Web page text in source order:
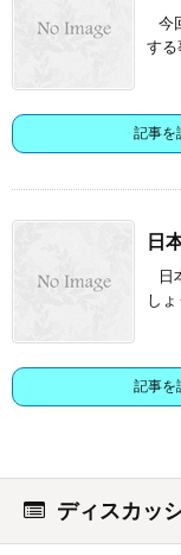
今
する
記事を
日
日
し
記事を
ディスカッ